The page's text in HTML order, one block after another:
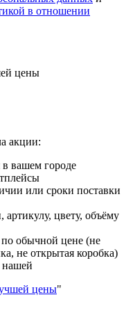
в отношении
цены
акции:
в вашем городе
или сроки поставки
цвету, объёму
по обычной цене (не
не открытая коробка)
нашей
цены"